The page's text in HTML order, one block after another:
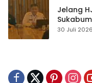
Jelang
Publikasi
30 Juli 2026